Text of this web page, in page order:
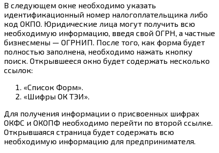
В следующем окне необходимо указать
идентификационный номер налогоплательщика либо
код ОКПО. Юридические лица могут получить всю
необходимую информацию, введя свой ОГРН, а частные
бизнесмены — ОГРНИП. После того, как форма будет
полностью заполнена, необходимо нажать кнопку
поиск. Открывшееся окно будет содержать несколько
ссылок:
«Список Форм».
«Шифры ОК ТЭИ».
Для получения информации о присвоенных шифрах
ОКФС и ОКОПФ необходимо перейти по второй ссылке.
Открывшаяся страница будет содержать всю
необходимую информацию для предпринимателя.